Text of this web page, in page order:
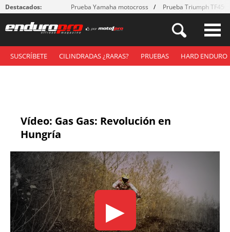
Destacados: Prueba Yamaha motocross Prueba Triumph
SUSCRÍBETE CILINDRADAS ¿RARAS? PRUEBAS HARD ENDURO
Vídeo: Gas Gas: Revolución en
Hungría
▶